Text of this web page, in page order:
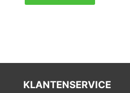
KLANTENSERVICE